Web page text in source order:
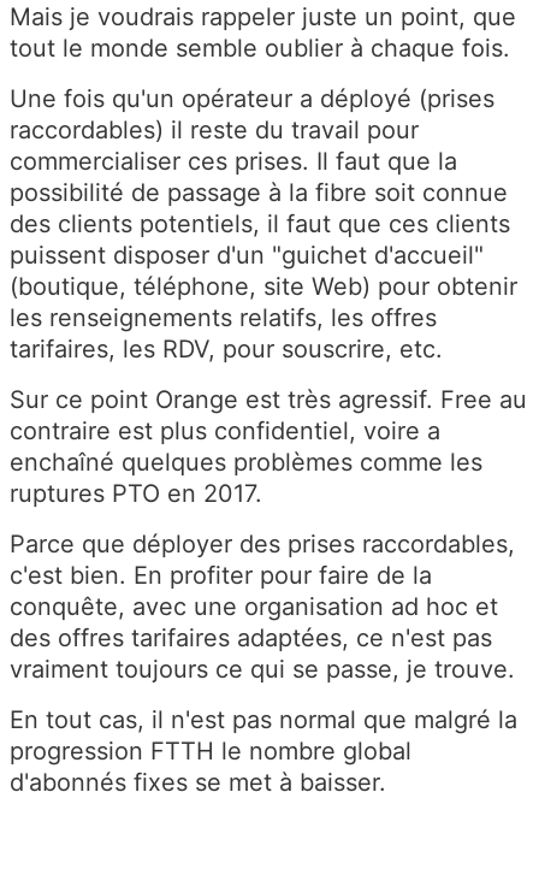
Mais je voudrais rappeler juste un point, que
tout le monde semble oublier à chaque fois.
Une fois qu'un opérateur a déployé (prises
raccordables) il reste du travail pour
commercialiser ces prises. Il faut que la
possibilité de passage à la fibre soit connue
des clients potentiels, il faut que ces clients
puissent disposer d'un "guichet d'accueil"
(boutique, téléphone, site Web) pour obtenir
les renseignements relatifs, les offres
tarifaires, les RDV, pour souscrire, etc.
Sur ce point Orange est très agressif. Free au
contraire est plus confidentiel, voire a
enchaîné quelques problèmes comme les
ruptures PTO en 2017.
Parce que déployer des prises raccordables,
c'est bien. En profiter pour faire de la
conquête, avec une organisation ad hoc et
des offres tarifaires adaptées, ce n'est pas
vraiment toujours ce qui se passe, je trouve.
En tout cas, il n'est pas normal que malgré la
progression FTTH le nombre global
d'abonnés fixes se met à baisser.